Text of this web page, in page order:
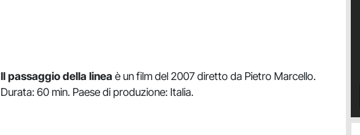
Il passaggio della linea è un film del 2007 diretto da Pietro Marcello.
Durata: 60 min. Paese di produzione: Italia.